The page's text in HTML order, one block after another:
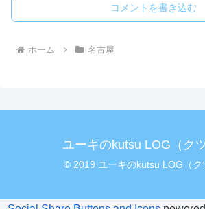
コメントを書き込む
ホーム 名古屋
ユーキのkutsu LOG（ク
© 2019 ユーキのkutsu LOG（ク